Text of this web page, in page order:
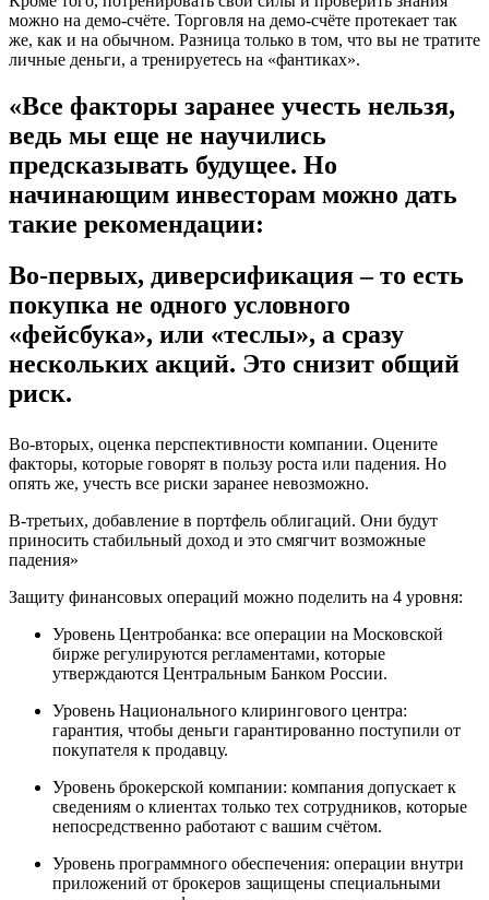
можно на демо-счёте. Торговля на демо-счёте протекает так
же, как и на обычном. Разница только в том, что вы не тратите
личные деньги, а тренируетесь на «фантиках».
«Все факторы заранее учесть нельзя,
ведь мы еще не научились
предсказывать будущее. Но
начинающим инвесторам можно дать
такие рекомендации:
Во-первых, диверсификация – то есть
покупка не одного условного
«фейсбука», или «теслы», а сразу
нескольких акций. Это снизит общий
риск.
Во-вторых, оценка перспективности компании. Оцените
факторы, которые говорят в пользу роста или падения. Но
опять же, учесть все риски заранее невозможно.
В-третьих, добавление в портфель облигаций. Они будут
приносить стабильный доход и это смягчит возможные
падения»
Защиту финансовых операций можно поделить на 4 уровня:
Уровень Центробанка: все операции на Московской
бирже регулируются регламентами, которые
утверждаются Центральным Банком России.
Уровень Национального клирингового центра:
гарантия, чтобы деньги гарантированно поступили от
покупателя к продавцу.
Уровень брокерской компании: компания допускает к
сведениям о клиентах только тех сотрудников, которые
непосредственно работают с вашим счётом.
Уровень программного обеспечения: операции внутри
приложений от брокеров защищены специальными